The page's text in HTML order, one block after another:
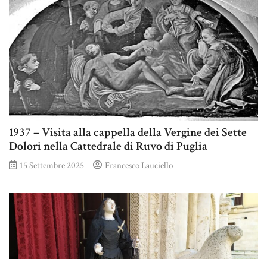
1937 – Visita alla cappella della Vergine dei Sette
Dolori nella Cattedrale di Ruvo di Puglia
15 Settembre 2025 Francesco Lauciello